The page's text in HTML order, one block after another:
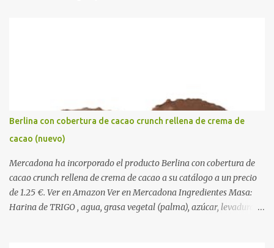
Berlina con cobertura de cacao crunch rellena de crema de
cacao (nuevo)
Mercadona ha incorporado el producto Berlina con cobertura de
cacao crunch rellena de crema de cacao a su catálogo a un precio
de 1.25 €. Ver en Amazon Ver en Mercadona Ingredientes Masa:
Harina de TRIGO , agua, grasa vegetal (palma), azúcar, levadura,